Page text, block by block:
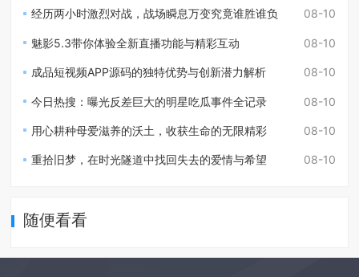
08-10
经历两小时激烈对战，战场瞬息万变究竟谁胜谁负
08-10
魅影5.3带你体验全新直播功能与精彩互动
08-10
成品短视频APP源码的独特优势与创新潜力解析
08-10
今日热搜：曝光反差巨大的明星吃瓜事件全记录
08-10
用心耕种母爱滋养的沃土，收获生命的无限精彩
08-10
重拾旧梦，在时光隧道中找回失去的爱情与希望
随便看看